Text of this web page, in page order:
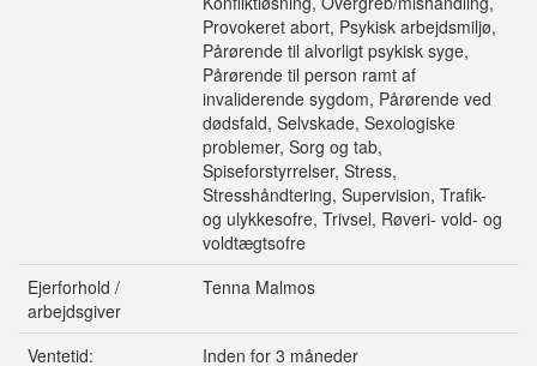
Provokeret abort, Psykisk arbejdsmiljø,
Pårørende til alvorligt psykisk syge,
Pårørende til person ramt af
invaliderende sygdom, Pårørende ved
dødsfald, Selvskade, Sexologiske
problemer, Sorg og tab,
Spiseforstyrrelser, Stress,
Stresshåndtering, Supervision, Trafik-
og ulykkesofre, Trivsel, Røveri- vold- og
voldtægtsofre
Ejerforhold /
arbejdsgiver
Tenna Malmos
Ventetid: Inden for 3 måneder